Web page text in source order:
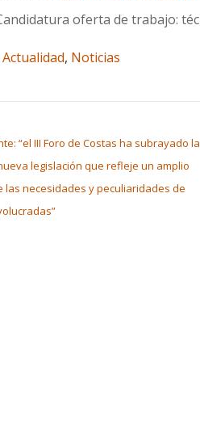
oferta de trabajo:
Actualidad, Noticias
“el III Foro de Costas ha subrayado la
legislación que refleje un amplio
las necesidades y peculiaridades de